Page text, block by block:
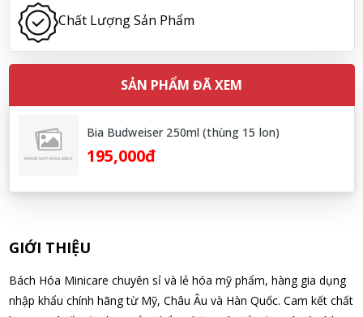
Hoàng Nhật Nam đã mua sản phẩm Sữa tắm Pigeon Baby
Soap dạng túi 400ml Nhật Bản
08/08/2026
Nguyễn Nhật Quang đã mua sản phẩm Sữa tắm Pigeon Baby
Soap dạng túi 400ml Nhật Bản
08/08/2026
Võ Thị Thanh Tươi đã mua sản phẩm Men Vi Sinh BioGaia
Đặng Hòa Khánh Yên đã mua sản phẩm Men Vi Sinh BioGaia
Nhật Bản lọ 5ml cho trẻ Sơ Sinh
Chất Lượng Sản Phẩm
SẢN PHẨM ĐÃ XEM
Bia Budweiser 250ml (thùng 15 lon)
195,000đ
GIỚI THIỆU
Bách Hóa Minicare chuyên sỉ và lẻ hóa mỹ phẩm, hàng gia dụng
nhập khẩu chính hãng từ Mỹ, Châu Âu và Hàn Quốc. Cam kết chất